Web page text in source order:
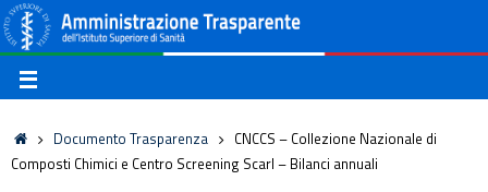
Documento Trasparenza
CNCCS – Collezione Nazionale di
Composti Chimici e Centro Screening Scarl – Bilanci annuali